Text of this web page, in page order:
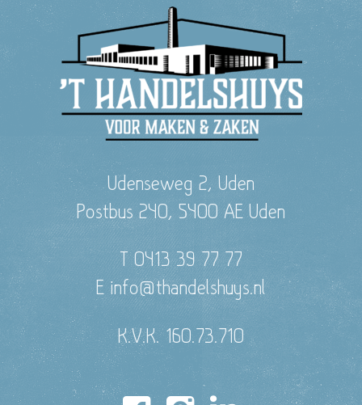
Udenseweg 2, Uden
Postbus 240, 5400 AE Uden
T 0413 39 77 77
E info@thandelshuys.nl
K.V.K. 160.73.710